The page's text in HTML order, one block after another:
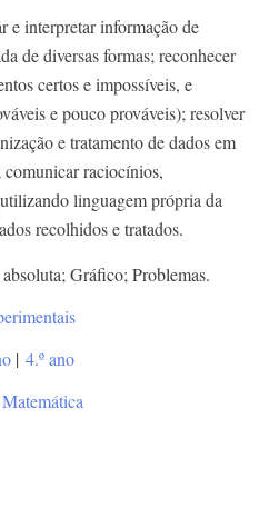
e interpretar informação de
de diversas formas; reconhecer
certos e impossíveis, e
e pouco prováveis); resolver
e tratamento de dados em
raciocínios,
linguagem própria da
recolhidos e tratados.
Gráfico; Problemas.
| 4.º ano
Matemática